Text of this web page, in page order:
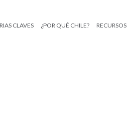
CLAVES ¿POR QUÉ CHILE? RECURSOS